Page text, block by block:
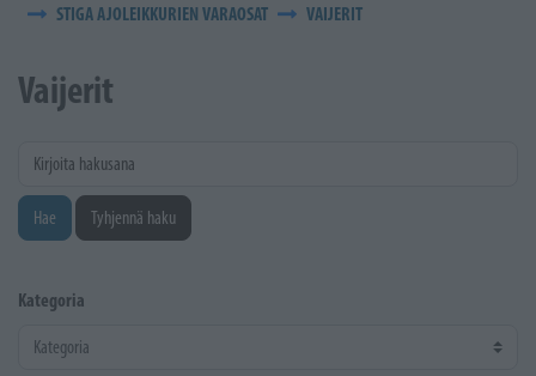
STIGA AJOLEIKKURIEN VARAOSAT
VAIJERIT
Vaijerit
Kirjoita hakusana
Hae Tyhjennä haku
Kategoria